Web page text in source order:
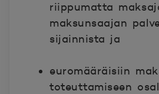
riippumatta
maksunsaajan
sijainnista ja
euromääräisiin
toteuttamiseen